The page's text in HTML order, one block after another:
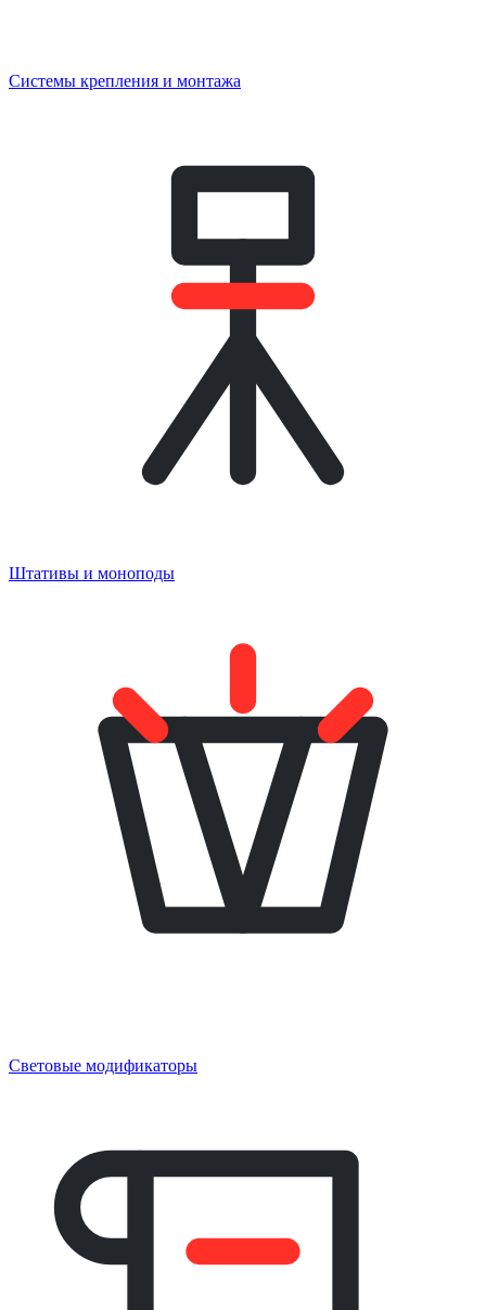
Системы крепления и монтажа
Штативы и моноподы
Световые модификаторы